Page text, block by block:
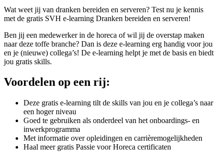
Wat weet jij van dranken bereiden en serveren? Test nu je kennis
met de gratis SVH e-learning Dranken bereiden en serveren!
Ben jij een medewerker in de horeca of wil jij de overstap maken
naar deze toffe branche? Dan is deze e-learning erg handig voor jou
en je (nieuwe) collega’s! De e-learning helpt je met de basis en biedt
jou gratis skills.
Voordelen op een rij:
Deze gratis e-learning tilt de skills van jou en je collega’s naar
een hoger niveau
Goed te gebruiken als onderdeel van het onboardings- en
inwerkprogramma
Met informatie over opleidingen en carrièremogelijkheden
Haal meer gratis Passie voor Horeca certificaten